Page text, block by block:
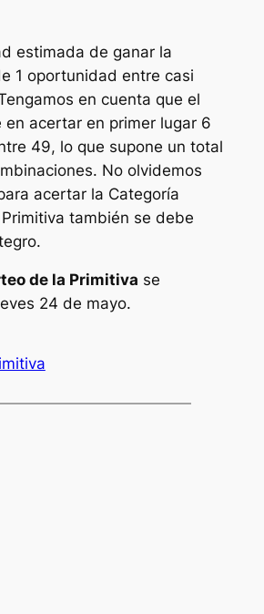
estimada de ganar la
1 oportunidad entre casi
en cuenta que el
en acertar en primer lugar 6
49, lo que supone un total
No olvidemos
acertar la Categoría
también se debe
de la Primitiva se
24 de mayo.